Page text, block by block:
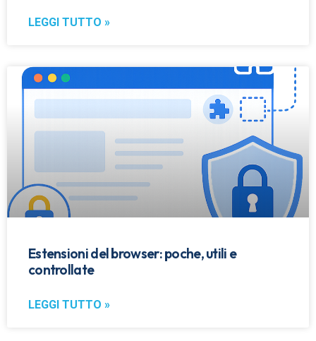
LEGGI TUTTO »
Estensioni del browser: poche, utili e
controllate
LEGGI TUTTO »